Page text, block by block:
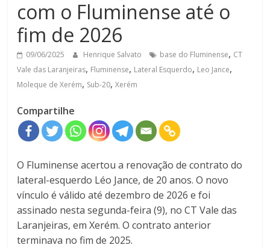
com o Fluminense até o
fim de 2026
09/06/2025 Henrique Salvato base do Fluminense, CT
Vale das Laranjeiras, Fluminense, Lateral Esquerdo, Leo Jance,
Moleque de Xerém, Sub-20,Xerém
Compartilhe
O Fluminense acertou a renovação de contrato do
lateral-esquerdo Léo Jance, de 20 anos. O novo
vínculo é válido até dezembro de 2026 e foi
assinado nesta segunda-feira (9), no CT Vale das
Laranjeiras, em Xerém. O contrato anterior
terminava no fim de 2025.